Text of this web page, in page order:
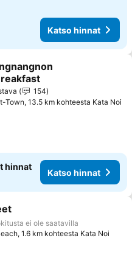
Katso hinnat
suosikkeihin
154
Town, 13.5 km kohteesta Kata Noi
hinnat
Katso hinnat
suosikkeihin
ei ole saatavilla
1.6 km kohteesta Kata Noi